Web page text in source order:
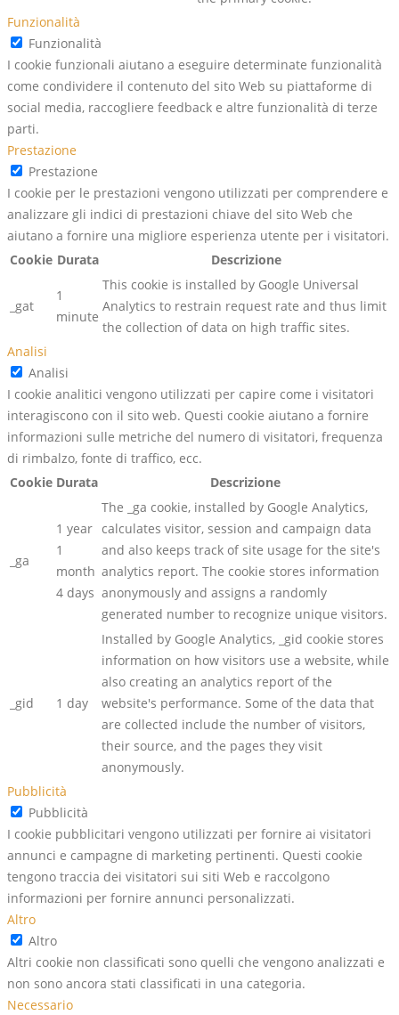
Funzionalità
Funzionalità
I cookie funzionali aiutano a eseguire determinate funzionalità
come condividere il contenuto del sito Web su piattaforme di
social media, raccogliere feedback e altre funzionalità di terze
parti.
Prestazione
Prestazione
I cookie per le prestazioni vengono utilizzati per comprendere e
analizzare gli indici di prestazioni chiave del sito Web che
aiutano a fornire una migliore esperienza utente per i visitatori.
Cookie Durata Descrizione
_gat
1
minute
This cookie is installed by Google Universal
Analytics to restrain request rate and thus limit
the collection of data on high traffic sites.
Analisi
Analisi
I cookie analitici vengono utilizzati per capire come i visitatori
interagiscono con il sito web. Questi cookie aiutano a fornire
informazioni sulle metriche del numero di visitatori, frequenza
di rimbalzo, fonte di traffico, ecc.
Cookie Durata Descrizione
_ga
1 year
1
month
4 days
The _ga cookie, installed by Google Analytics,
calculates visitor, session and campaign data
and also keeps track of site usage for the site's
analytics report. The cookie stores information
anonymously and assigns a randomly
generated number to recognize unique visitors.
_gid 1 day
Installed by Google Analytics, _gid cookie stores
information on how visitors use a website, while
also creating an analytics report of the
website's performance. Some of the data that
are collected include the number of visitors,
their source, and the pages they visit
anonymously.
Pubblicità
Pubblicità
I cookie pubblicitari vengono utilizzati per fornire ai visitatori
annunci e campagne di marketing pertinenti. Questi cookie
tengono traccia dei visitatori sui siti Web e raccolgono
informazioni per fornire annunci personalizzati.
Altro
Altro
Altri cookie non classificati sono quelli che vengono analizzati e
non sono ancora stati classificati in una categoria.
Necessario